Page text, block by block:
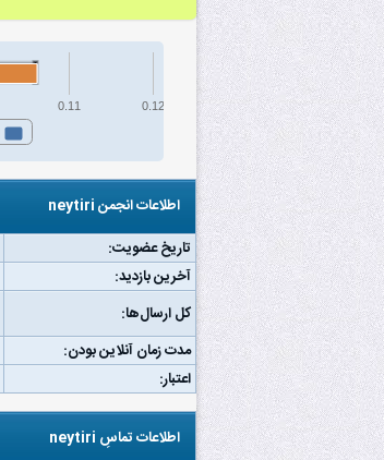
0.11 0.12
اطلاعات انجمن neytiri
تاریخ عضویت:
آخرین بازدید:
کل ارسال‌ها:
مدت زمان آنلاین بودن:
اعتبار:
اطلاعات تماسِ neytiri